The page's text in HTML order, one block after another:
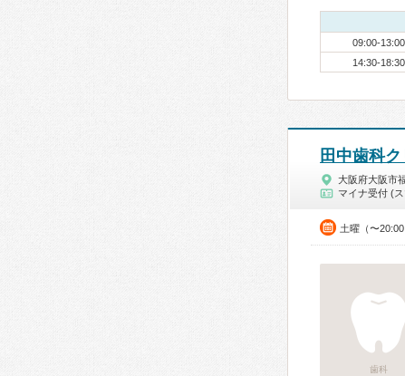
09:00-13:00
14:30-18:30
田中歯科
大阪府大阪市
マイナ受付 (
土曜（〜20:00
歯科